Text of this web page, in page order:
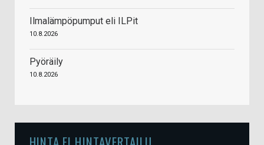
Ilmalämpöpumput eli ILPit
10.8.2026
Pyöräily
10.8.2026